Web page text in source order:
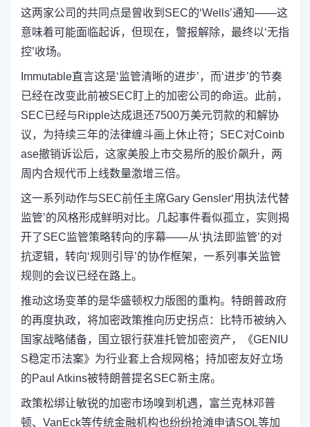
这两家公司的共同点是曾收到SEC的‘Wells’通知——这
意味着可能面临起诉，但现在，警报解除，最终以‘无指
控’收场。
Immutable直言这是‘监管清晰的进步’，而‘进步’的节奏
已经在改变此前被SEC盯上的加密公司的命运。此前，
SEC已经与Ripple达成退还7500万美元罚款的和解协
议，为持续三年的法律缠斗画上休止符；SEC对Coinb
ase撤销诉讼后，这家美股上市交易所的股价飙升，两
周内合规代币上线数量激增三倍。
这一系列动作与SEC前任主席Gary Gensler‘用执法代替
监管’的风格形成鲜明对比。几起事件看似孤立，实则揭
开了SEC监管策略转向的序幕——从‘执法即监管’的对
抗逻辑，转向‘规则引导’的协作框架，一系列事关监管
规则的会议已经在路上。
推动这场变革的是华盛顿权力版图的重构。特朗普政府
的再度执政，将加密政策推向历史拐点：比特币被纳入
国家战略储备，国立银行获准托管加密资产，《GENIU
S稳定币法案》为行业套上合规网格；持加密友好立场
的Paul Atkins被特朗普提名SEC新主席。
政策松绑让敏锐的加密市场嗅到机遇，富兰克林邓普
顿、VanEck等传统金融机构也纷纷抢滩申请SOL等加